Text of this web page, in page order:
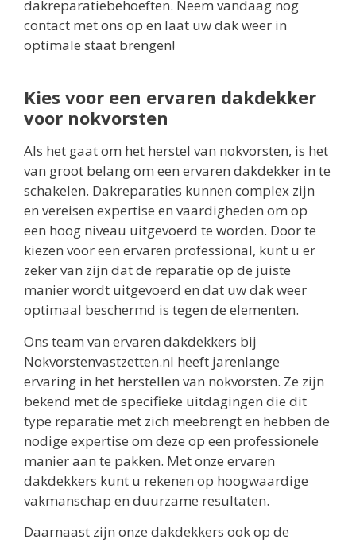
dakreparatiebehoeften. Neem vandaag nog
contact met ons op en laat uw dak weer in
optimale staat brengen!
Kies voor een ervaren dakdekker
voor nokvorsten
Als het gaat om het herstel van nokvorsten, is het
van groot belang om een ervaren dakdekker in te
schakelen. Dakreparaties kunnen complex zijn
en vereisen expertise en vaardigheden om op
een hoog niveau uitgevoerd te worden. Door te
kiezen voor een ervaren professional, kunt u er
zeker van zijn dat de reparatie op de juiste
manier wordt uitgevoerd en dat uw dak weer
optimaal beschermd is tegen de elementen.
Ons team van ervaren dakdekkers bij
Nokvorstenvastzetten.nl heeft jarenlange
ervaring in het herstellen van nokvorsten. Ze zijn
bekend met de specifieke uitdagingen die dit
type reparatie met zich meebrengt en hebben de
nodige expertise om deze op een professionele
manier aan te pakken. Met onze ervaren
dakdekkers kunt u rekenen op hoogwaardige
vakmanschap en duurzame resultaten.
Daarnaast zijn onze dakdekkers ook op de